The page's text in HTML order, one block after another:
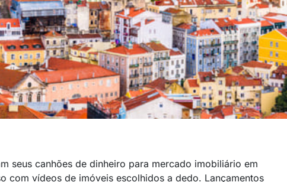
seus canhões de dinheiro para mercado imobiliário em
com vídeos de imóveis escolhidos a dedo. Lançamentos